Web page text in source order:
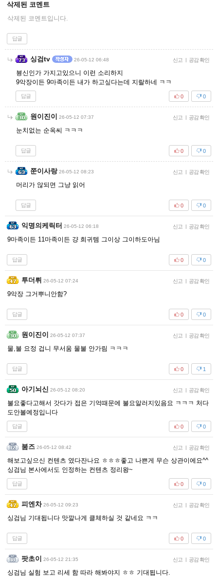
삭제된 코멘트
삭제된 코멘트입니다.
답글
싱검tv 26-05-12 06:48 신고 공감 확인
븅신인가 가지고있으니 이런 소리하지
9악장이든 9마족이든 내가 하고싶다는데 지랄하네 ㅋㅋ
답글 0
0
원이진이 26-05-12 07:37 신고 공감 확인
눈치없는 순옥씨 ㅋㅋㅋ
답글 0
0
쭌이사랑 26-05-12 08:23 신고 공감 확인
머리가 않되면 그냥 읽어
답글 0
0
익명의케릭터 26-05-12 06:18 신고 공감 확인
9마족이든 11마족이든 걍 희귀템 그이상 그이하도아님
답글 0
0
투더뤼 26-05-12 07:24 신고 공감 확인
9악장 그거뿌니안함?
답글 0
0
원이진이 26-05-12 07:37 신고 공감 확인
물,불 요정 겁니 무서움 물불 안가림 ㅋㅋㅋ
답글 1
0
아기뇌신 26-05-12 08:20 신고 공감 확인
불요좋다고해서 갓다가 접은 기억때문에 불요알러지있음요 ㅋㅋㅋ 처다
도안볼예정입니다
답글 0
0
붐즈 26-05-12 08:42 신고 공감 확인
해보고싶으신 컨텐츠 였다잔나요 ㅎㅎㅎ좋고 나쁜게 무슨 상관이에요^^
싱검님 본사에서도 인정하는 컨텐츠 정리왕~
답글 0
0
피엔차 26-05-12 09:23 신고 공감 확인
싱검님 기대됩니다 맛깔나게 클체하실 것 같네요 ㅋㅋ
답글 0
0
팟초이 26-05-12 21:35 신고 공감 확인
싱검님 실험 보고 리세 함 따라 해봐야지 ㅎㅎ 기대됩니다.